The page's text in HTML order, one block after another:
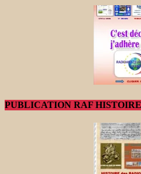
PUBLICATION RAF HISTOIRE